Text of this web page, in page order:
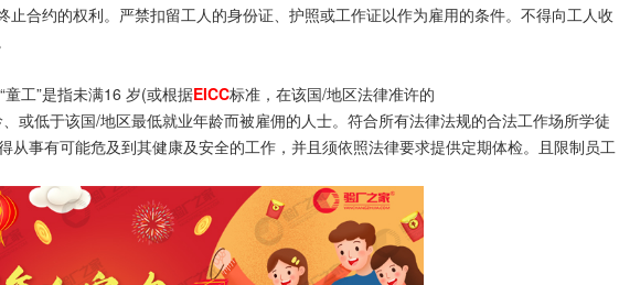
止合约的权利。严禁扣留工人的身份证、护照或工作证以作为雇用的条件。不得向工人收
工”是指未满16 岁(或根据EICC标准，在该国/地区法律准许的
或低于该国/地区最低就业年龄而被雇佣的人士。符合所有法律法规的合法工作场所学徒
从事有可能危及到其健康及安全的工作，并且须依照法律要求提供定期体检。且限制员工